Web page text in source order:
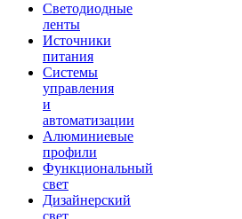
Светодиодные
ленты
Источники
питания
Системы
управления
и
автоматизации
Алюминиевые
профили
Функциональный
свет
Дизайнерский
свет